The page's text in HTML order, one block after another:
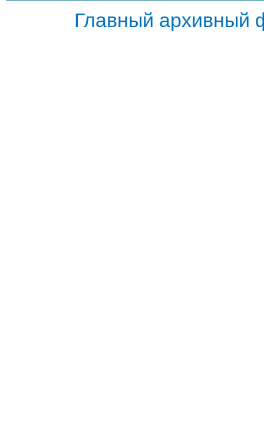
Главный архивный